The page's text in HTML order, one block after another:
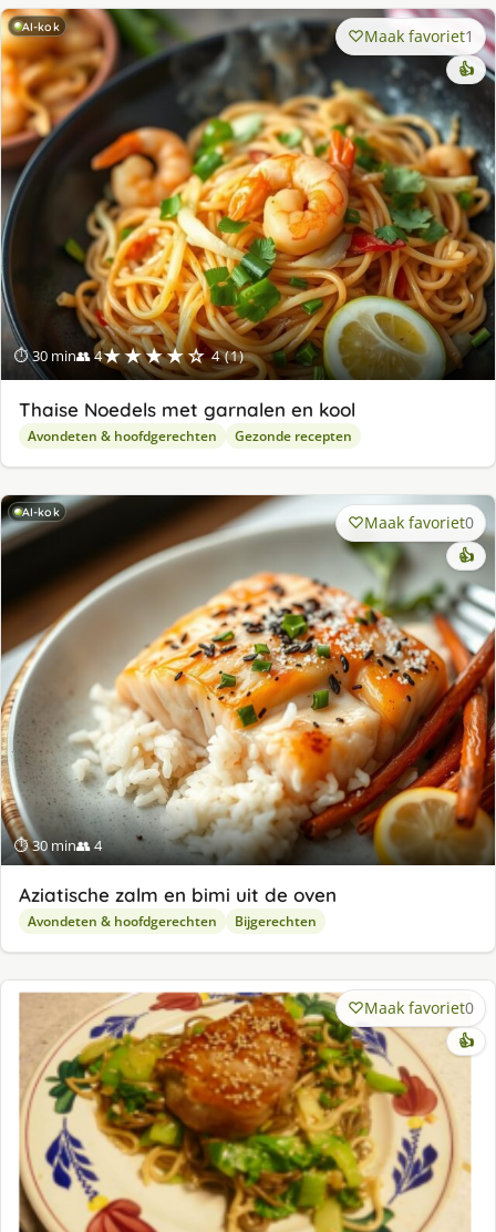
AI-kok
⏱ 30 min👥 4★★★★☆ 4 (1)
Maak favoriet1
👍
Thaise Noedels met garnalen en kool
Avondeten & hoofdgerechten Gezonde recepten
AI-kok
⏱ 30 min👥 4
Maak favoriet0
👍
Aziatische zalm en bimi uit de oven
Avondeten & hoofdgerechten Bijgerechten
Maak favoriet0
👍